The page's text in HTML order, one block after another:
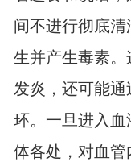
间不进行彻底
生并产生毒素
发炎，还可能
环。一旦进入
体各处，对血